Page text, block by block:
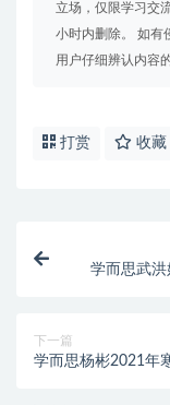
立场，仅限学习交
小时内删除。 如有
用户仔细辨认内容
打赏 收藏
学而思武洪
下一篇
学而思杨彬2021年